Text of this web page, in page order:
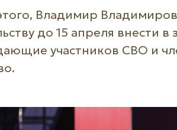
Владимир
до 15 апреля внести
участников СВО и